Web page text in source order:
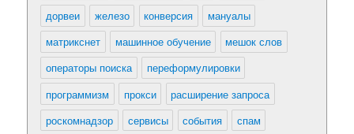
дорвеи
железо конверсия
мануалы
матрикснет
машинное обучение
мешок слов
операторы поиска
переформулировки
программизм
прокси
расширение запроса
роскомнадзор
сервисы события
спам